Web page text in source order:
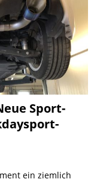
Sport-
ein ziemlich